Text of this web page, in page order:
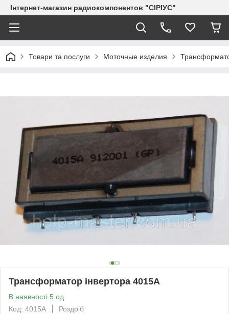
Інтернет-магазин радиокомпонентов "СІРІУС"
Товари та послуги Моточные изделия
Трансформатор інвертора 4015А
В наявності 5 од.
Код: 4015А
Роздріб